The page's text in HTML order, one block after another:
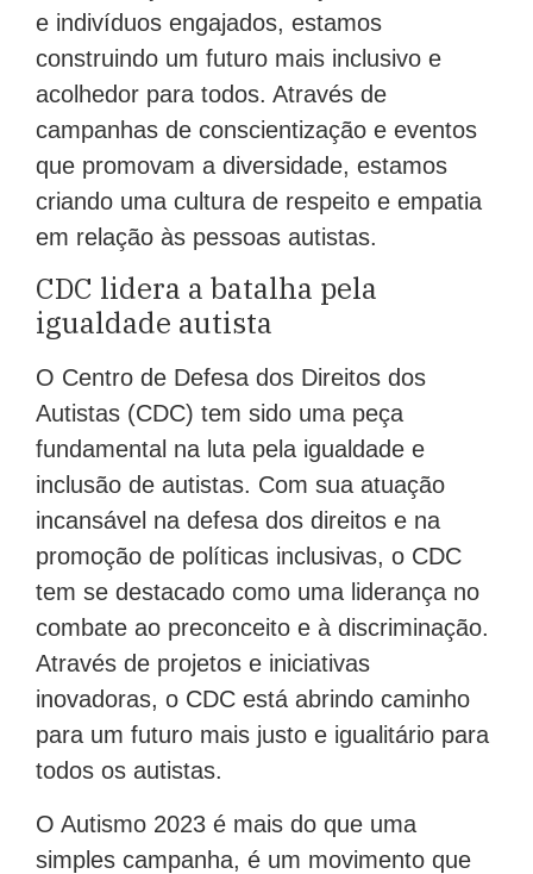
e indivíduos engajados, estamos
construindo um futuro mais inclusivo e
acolhedor para todos. Através de
campanhas de conscientização e eventos
que promovam a diversidade, estamos
criando uma cultura de respeito e empatia
em relação às pessoas autistas.
CDC lidera a batalha pela
igualdade autista
O Centro de Defesa dos Direitos dos
Autistas (CDC) tem sido uma peça
fundamental na luta pela igualdade e
inclusão de autistas. Com sua atuação
incansável na defesa dos direitos e na
promoção de políticas inclusivas, o CDC
tem se destacado como uma liderança no
combate ao preconceito e à discriminação.
Através de projetos e iniciativas
inovadoras, o CDC está abrindo caminho
para um futuro mais justo e igualitário para
todos os autistas.
O Autismo 2023 é mais do que uma
simples campanha, é um movimento que